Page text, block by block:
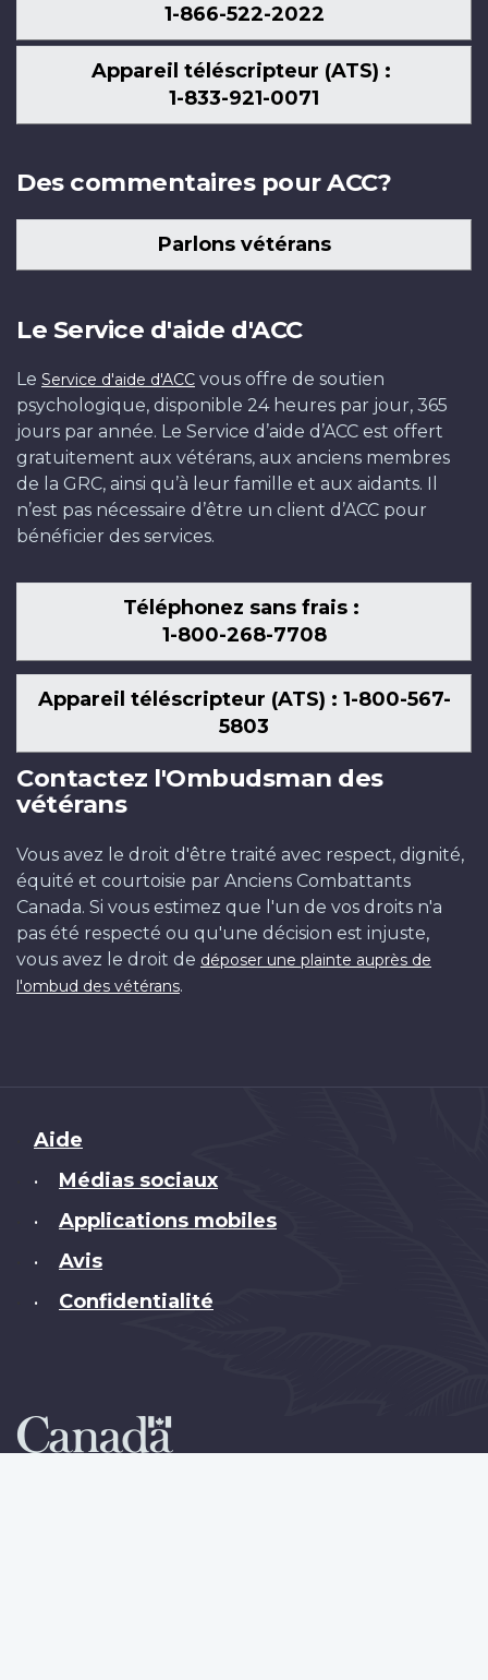
1-866-522-2022
Appareil téléscripteur (ATS) :
1-833-921-0071
Des commentaires pour ACC?
Parlons vétérans
Le Service d'aide d'ACC
Le Service d'aide d'ACC vous offre de soutien
psychologique, disponible 24 heures par jour, 365
jours par année. Le Service d’aide d’ACC est offert
gratuitement aux vétérans, aux anciens membres
de la GRC, ainsi qu’à leur famille et aux aidants. Il
n’est pas nécessaire d’être un client d’ACC pour
bénéficier des services.
Téléphonez sans frais :
1-800-268-7708
Appareil téléscripteur (ATS) : 1-800-567-
5803
Contactez l'Ombudsman des
vétérans
Vous avez le droit d'être traité avec respect, dignité,
équité et courtoisie par Anciens Combattants
Canada. Si vous estimez que l'un de vos droits n'a
pas été respecté ou qu'une décision est injuste,
vous avez le droit de déposer une plainte auprès de
l'ombud des vétérans.
Brand
Aide
• Médias sociaux
• Applications mobiles
• Avis
• Confidentialité